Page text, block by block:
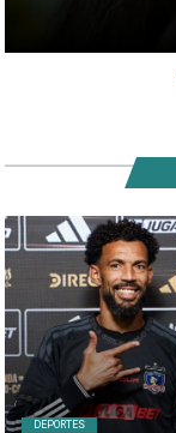
DEPORTES